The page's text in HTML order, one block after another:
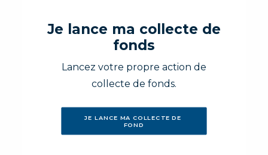
Je lance ma collecte de
fonds
Lancez votre propre action de
collecte de fonds.
JE LANCE MA COLLECTE DE
FOND